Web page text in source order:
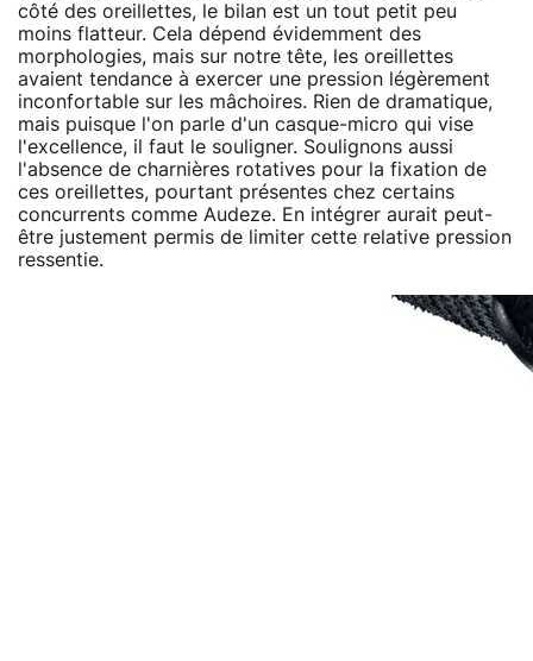
côté des oreillettes, le bilan est un tout petit peu
moins flatteur. Cela dépend évidemment des
morphologies, mais sur notre tête, les oreillettes
avaient tendance à exercer une pression légèrement
inconfortable sur les mâchoires. Rien de dramatique,
mais puisque l'on parle d'un casque-micro qui vise
l'excellence, il faut le souligner. Soulignons aussi
l'absence de charnières rotatives pour la fixation de
ces oreillettes, pourtant présentes chez certains
concurrents comme Audeze. En intégrer aurait peut-
être justement permis de limiter cette relative pression
ressentie.